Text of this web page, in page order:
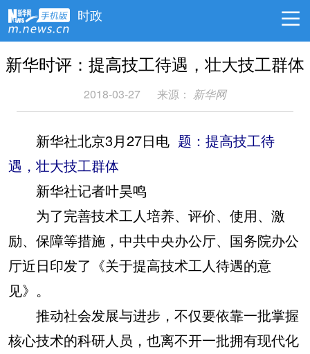
时政
新华时评：提高技工待遇，壮大技工群体
2018-03-27 来源： 新华网
新华社北京3月27日电 题：提高技工待
遇，壮大技工群体
新华社记者叶昊鸣
为了完善技术工人培养、评价、使用、激
励、保障等措施，中共中央办公厅、国务院办公
厅近日印发了《关于提高技术工人待遇的意
见》。
推动社会发展与进步，不仅要依靠一批掌握
核心技术的科研人员，也离不开一批拥有现代化